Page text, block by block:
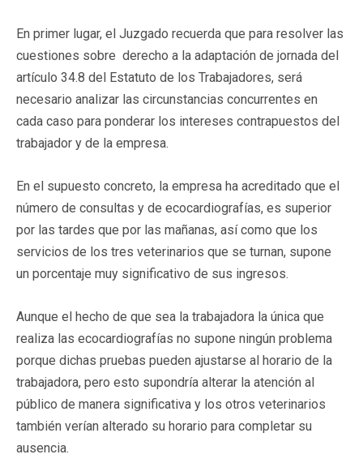
En primer lugar, el Juzgado recuerda que para resolver las
cuestiones sobre derecho a la adaptación de jornada del
artículo 34.8 del Estatuto de los Trabajadores, será
necesario analizar las circunstancias concurrentes en
cada caso para ponderar los intereses contrapuestos del
trabajador y de la empresa.
En el supuesto concreto, la empresa ha acreditado que el
número de consultas y de ecocardiografías, es superior
por las tardes que por las mañanas, así como que los
servicios de los tres veterinarios que se turnan, supone
un porcentaje muy significativo de sus ingresos.
Aunque el hecho de que sea la trabajadora la única que
realiza las ecocardiografías no supone ningún problema
porque dichas pruebas pueden ajustarse al horario de la
trabajadora, pero esto supondría alterar la atención al
público de manera significativa y los otros veterinarios
también verían alterado su horario para completar su
ausencia.